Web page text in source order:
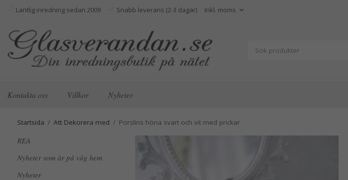
Lantlig inredning sedan 2009 Snabb leverans (2-3 dagar)
Kontakta oss Villkor Nyheter
Startsida / Att Dekorera med / Porslins höna svart och vit med prickar
REA
Nyheter som är på väg hem
Nyheter